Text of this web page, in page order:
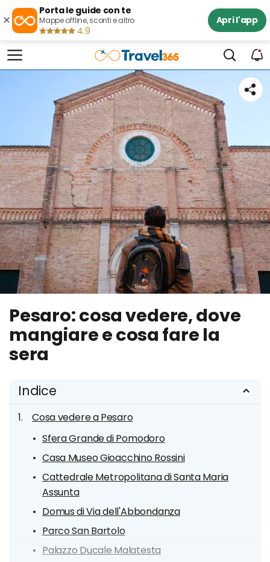
×
Porta le guide con te
Mappe offline, sconti e altro
4.9
Apri l'app
Pesaro: cosa vedere, dove
mangiare e cosa fare la
sera
Indice
Cosa vedere a Pesaro
Sfera Grande di Pomodoro
Casa Museo Gioacchino Rossini
Cattedrale Metropolitana di Santa Maria
Assunta
Domus di Via dell'Abbondanza
Parco San Bartolo
Palazzo Ducale Malatesta